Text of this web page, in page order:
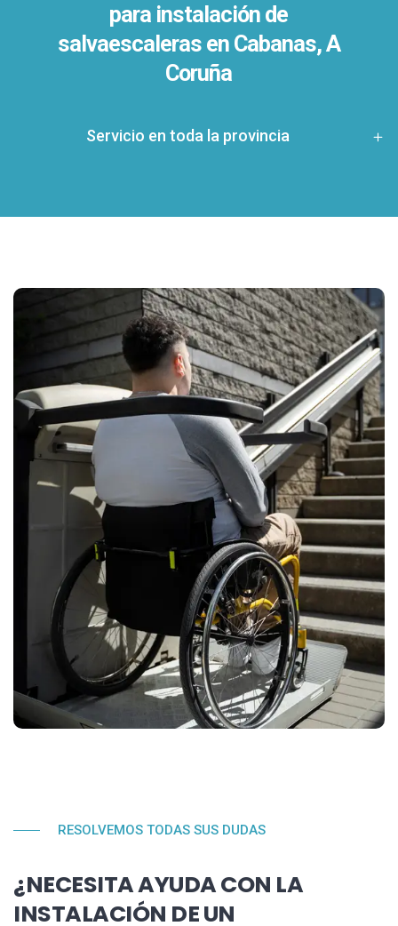
para instalación de
salvaescaleras en Cabanas, A
Coruña
Servicio en toda la provincia
RESOLVEMOS TODAS SUS DUDAS
¿NECESITA AYUDA CON LA
INSTALACIÓN DE UN